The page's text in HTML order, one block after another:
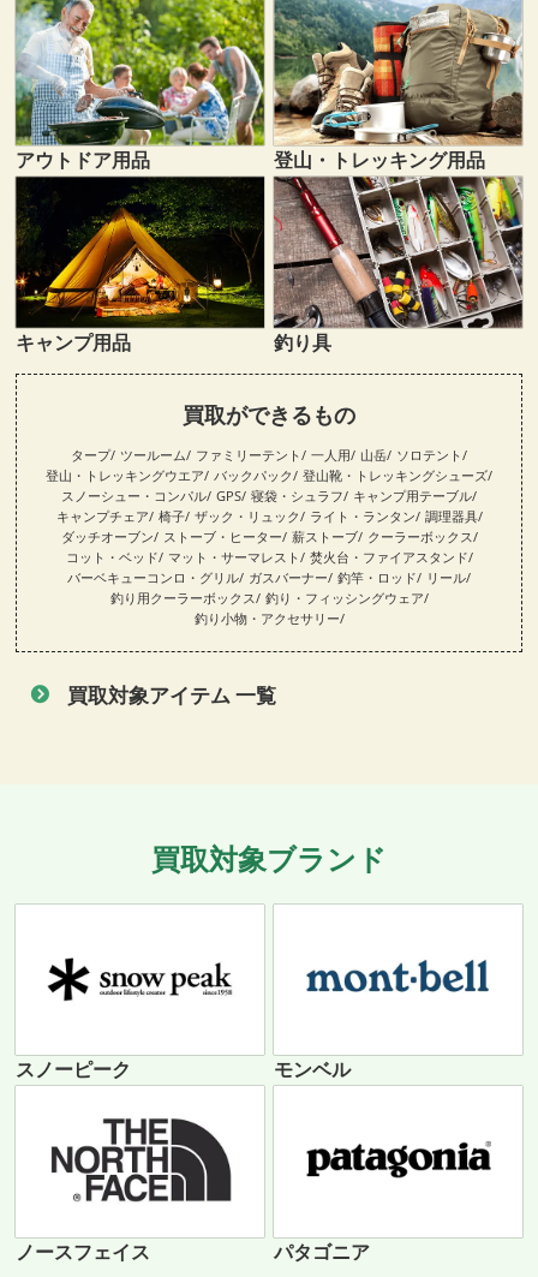
アウトドア用品 登山・トレッキング用品
キャンプ用品 釣り具
買取ができるもの
タープ ツールーム ファミリーテント 一人用 山岳 ソロテント
登山・トレッキングウエア
バックパック
登山靴・トレッキングシューズ
スノーシュー・コンパル GPS 寝袋・シュラフ
キャンプ用テーブル
キャンプチェア 椅子 ザック・リュック ライト・ランタン 調理器具
ダッチオーブン
ストーブ・ヒーター 薪ストーブ
クーラーボックス
コット・ベッド
マット・サーマレスト
焚火台・ファイアスタンド
バーベキューコンロ・グリル ガスバーナー 釣竿・ロッド
リール
釣り用クーラーボックス
釣り・フィッシングウェア
釣り小物・アクセサリー
買取対象アイテム 一覧
買取対象ブランド
スノーピーク モンベル
ノースフェイス パタゴニア